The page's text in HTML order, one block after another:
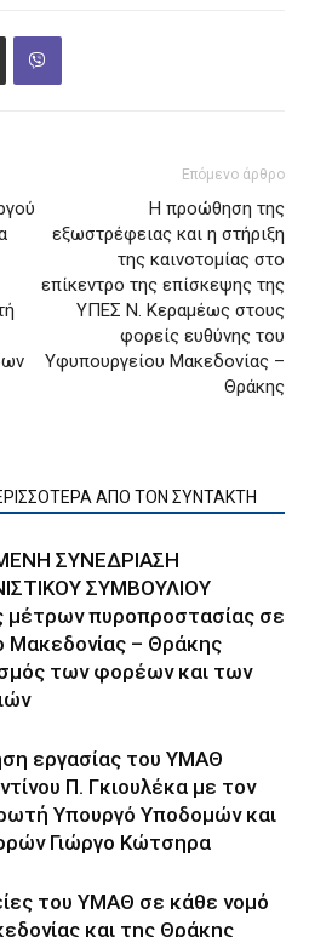
Επόμενο άρθρο
Η προώθηση της
εξωστρέφειας και η στήριξη
της καινοτομίας στο
επίκεντρο της επίσκεψης της
ΥΠΕΣ Ν. Κεραμέως στους
φορείς ευθύνης του
Υφυπουργείου Μακεδονίας –
Θράκης
ΑΠΟ ΤΟΝ ΣΥΝΤΑΚΤΗ
ΣΥΝΕΔΡΙΑΣΗ
ΣΥΜΒΟΥΛΙΟΥ
μέτρων πυροπροστασίας σε
Μακεδονίας – Θράκης
των φορέων και των
εργασίας του ΥΜΑΘ
Π. Γκιουλέκα με τον
Υπουργό Υποδομών και
Γιώργο Κώτσηρα
του ΥΜΑΘ σε κάθε νομό
και της Θράκης